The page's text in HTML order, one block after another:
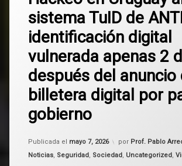
sistema TuID de
identificación digital
vulnerada apenas 2
después del anuncio
billetera digital por
gobierno
Publicada el mayo 7, 2026
Actualizado el mayo
por Prof. Pablo
Categorías:
Noticias, Seguridad, Sociedad, Uncategorized,
ANTEL
billetera
digital
datos
firma
digital
LaPampaleaks
en
Hackeo
en
Uruguay
al
sistema
TuID
de
ANTEL:
identificación
digital
vulnerada
2
días
después